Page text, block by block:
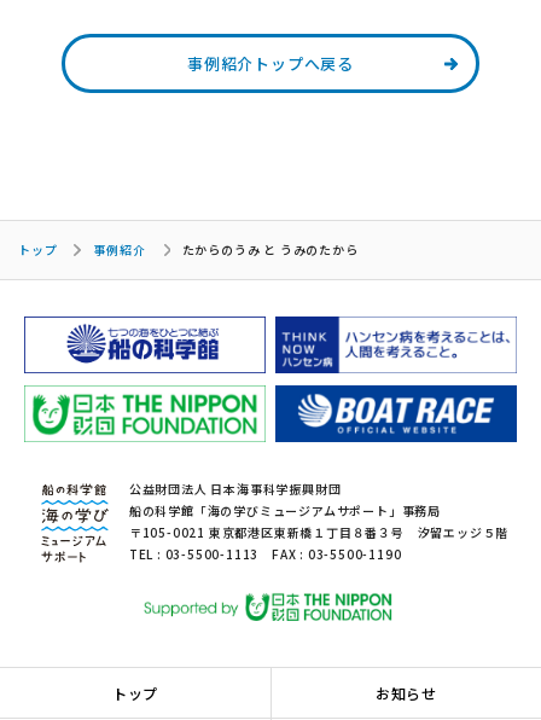
事例紹介トップへ戻る
トップ 事例紹介 たからのうみ と うみのたから
公益財団法人 日本海事科学振興財団
船の科学館「海の学びミュージアムサポート」事務局
〒105-0021 東京都港区東新橋１丁目８番３号 汐留エッジ５階
TEL : 03-5500-1113 FAX : 03-5500-1190
トップ お知らせ